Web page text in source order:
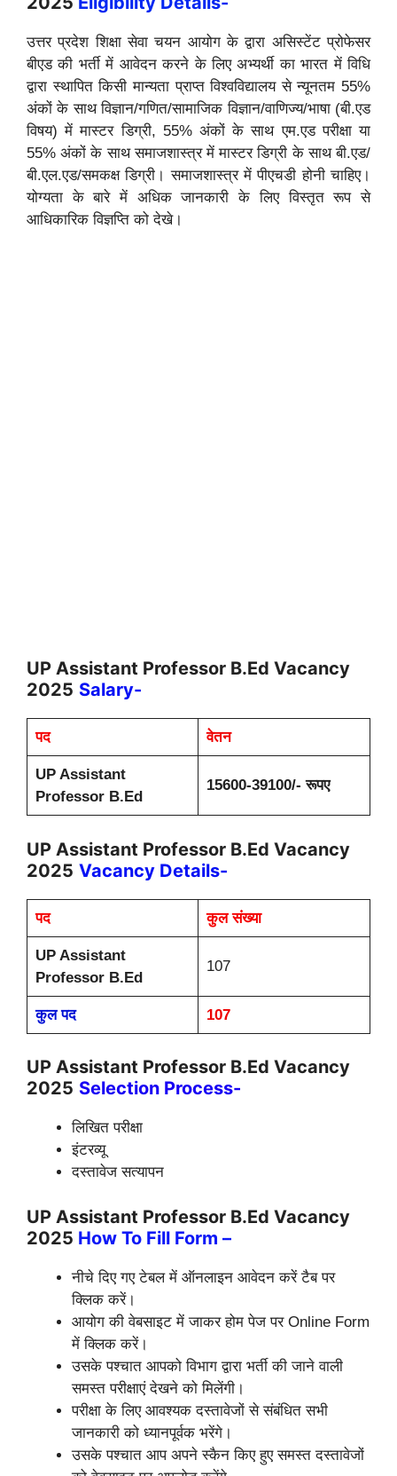
उत्तर प्रदेश शिक्षा सेवा चयन आयोग के द्वारा असिस्टेंट प्रोफेसर
बीएड की भर्ती में आवेदन करने के लिए अभ्यर्थी का भारत में विधि
द्वारा स्थापित किसी मान्यता प्राप्त विश्वविद्यालय से न्यूनतम 55%
अंकों के साथ विज्ञान/गणित/सामाजिक विज्ञान/वाणिज्य/भाषा (बी.एड
विषय) में मास्टर डिग्री, 55% अंकों के साथ एम.एड परीक्षा या
55% अंकों के साथ समाजशास्त्र में मास्टर डिग्री के साथ बी.एड/
बी.एल.एड/समकक्ष डिग्री। समाजशास्त्र में पीएचडी होनी चाहिए।
योग्यता के बारे में अधिक जानकारी के लिए विस्तृत रूप से
आधिकारिक विज्ञप्ति को देखे।
UP Assistant Professor B.Ed Vacancy
2025 Salary-
पद वेतन
UP Assistant
Professor B.Ed
15600-39100/- रूपए
UP Assistant Professor B.Ed Vacancy
2025 Vacancy Details-
पद कुल संख्या
UP Assistant
Professor B.Ed
107
कुल पद 107
UP Assistant Professor B.Ed Vacancy
2025 Selection Process-
लिखित परीक्षा
इंटरव्यू
दस्तावेज सत्यापन
UP Assistant Professor B.Ed Vacancy
2025 How To Fill Form –
नीचे दिए गए टेबल में ऑनलाइन आवेदन करें टैब पर
क्लिक करें।
आयोग की वेबसाइट में जाकर होम पेज पर Online Form
में क्लिक करें।
उसके पश्चात आपको विभाग द्वारा भर्ती की जाने वाली
समस्त परीक्षाएं देखने को मिलेंगी।
परीक्षा के लिए आवश्यक दस्तावेजों से संबंधित सभी
जानकारी को ध्यानपूर्वक भरेंगे।
उसके पश्चात आप अपने स्कैन किए हुए समस्त दस्तावेजों